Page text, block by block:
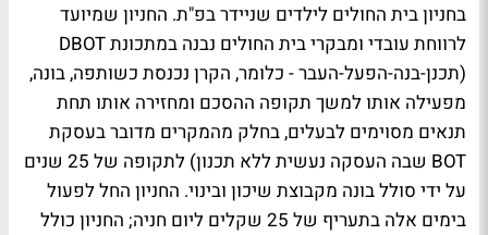
בחניון בית החולים לילדים שניידר בפ"ת. החניון שמיועד
לרווחת עובדי ומבקרי בית החולים נבנה במתכונת DBOT
(תכנן-בנה-הפעל-העבר - כלומר, הקרן נכנסת כשותפה, בונה,
מפעילה אותו למשך תקופה ההסכם ומחזירה אותו תחת
תנאים מסוימים לבעלים, בחלק מהמקרים מדובר בעסקת
BOT שבה העסקה נעשית ללא תכנון) לתקופה של 25 שנים
על ידי סולל בונה מקבוצת שיכון ובינוי. החניון החל לפעול
בימים אלה בתעריף של 25 שקלים ליום חניה; החניון כולל